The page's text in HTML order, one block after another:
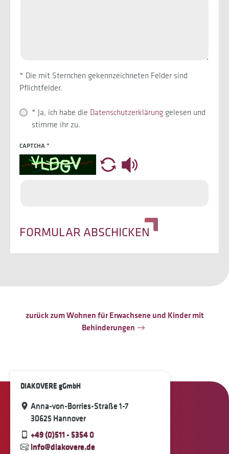
* Die mit Sternchen gekennzeichneten Felder sind
Pflichtfelder.
* Ja, ich habe die Datenschutzerklärunggelesen und
stimme ihr zu.
CAPTCHA*
FORMULAR ABSCHICKEN
zurück zum Wohnen für Erwachsene und Kinder mit
Behinderungen
DIAKOVERE gGmbH
Anna-von-Borries-Straße 1-7
30625 Hannover
+49 (0)511 - 5354 0
info@diakovere.de